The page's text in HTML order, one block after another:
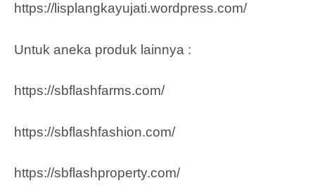
https://lisplangkayujati.wordpress.com/
Untuk aneka produk lainnya :
https://sbflashfarms.com/
https://sbflashfashion.com/
https://sbflashproperty.com/